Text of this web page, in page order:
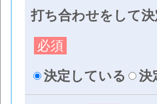
打ち合わせをして
必須
決定している
決